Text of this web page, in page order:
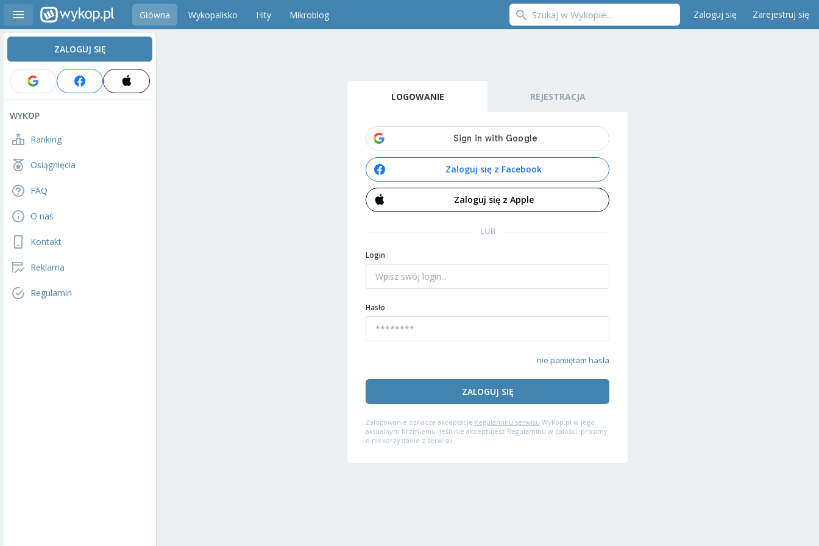
Główna Wykopalisko Hity Mikroblog Zaloguj się Zarejestruj się
ZALOGUJ SIĘ
WYKOP
Ranking
Osiągnięcia
FAQ
O nas
Kontakt
Reklama
Regulamin
LOGOWANIE REJESTRACJA
Zaloguj się z Facebook
Zaloguj się z Apple
LUB
Login
Hasło
nie pamiętam hasła
ZALOGUJ SIĘ
Zalogowanie oznacza akceptację Regulaminu serwisu Wykop.pl w jego
aktualnym brzmieniu. Jeśli nie akceptujesz Regulaminu w całości, prosimy
o niekorzystanie z serwisu.